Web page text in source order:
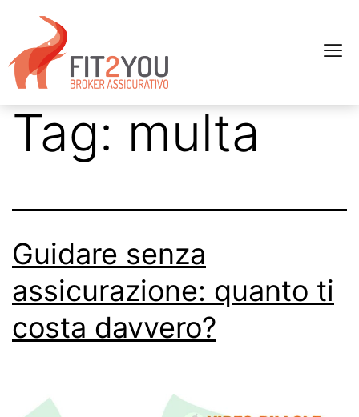
Tag: multa
Guidare senza
assicurazione: quanto ti
costa davvero?